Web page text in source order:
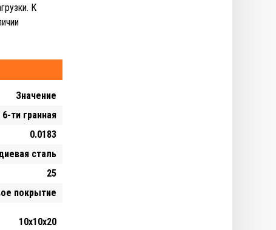
К
Значение
6-ти гранная
0.0183
сталь
25
покрытие
10х10х20